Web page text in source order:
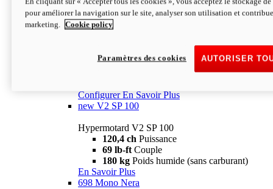
Configurer En Savoir Plus
newV2 SP
69 lb-ftCouple
Poids humide (sans carburant)
Configurer En Savoir Plus
new V2 SP 100
Hypermotard V2 SP 100
120,4 ch Puissance
69 lb-ft Couple
180 kg Poids humide (sans carburant)
En Savoir Plus
698 Mono Nera
pour améliorer la navigation sur le site, analyser son utilisation et
marketing.
Cookie policy
AUTORISER
Paramètres des cookies